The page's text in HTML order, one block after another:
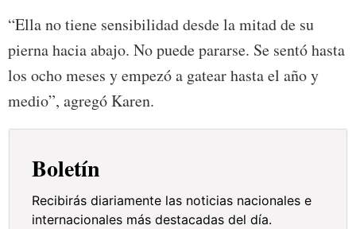
“Ella no tiene sensibilidad desde la mitad de su
pierna hacia abajo. No puede pararse. Se sentó hasta
los ocho meses y empezó a gatear hasta el año y
medio”, agregó Karen.
Boletín
Recibirás diariamente las noticias nacionales e
internacionales más destacadas del día.